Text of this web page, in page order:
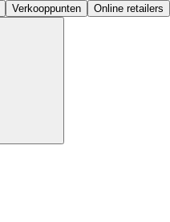
Verkooppunten Online retailers